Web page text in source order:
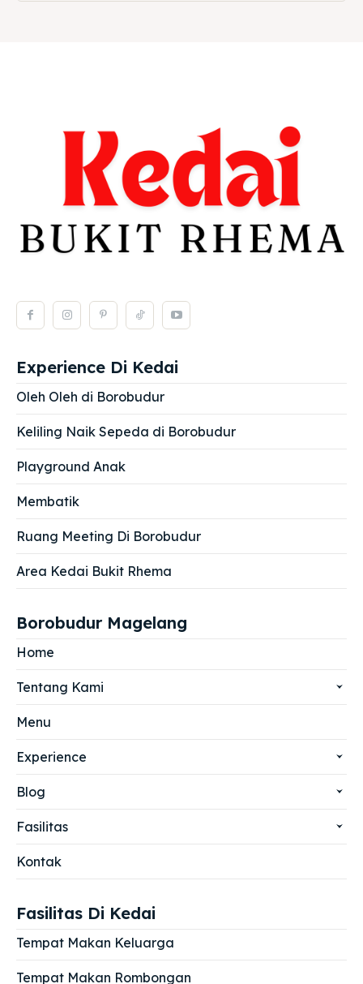
Experience Di Kedai
Oleh Oleh di Borobudur
Keliling Naik Sepeda di Borobudur
Playground Anak
Membatik
Ruang Meeting Di Borobudur
Area Kedai Bukit Rhema
Borobudur Magelang
Home
Tentang Kami
Menu
Experience
Blog
Fasilitas
Kontak
Fasilitas Di Kedai
Tempat Makan Keluarga
Tempat Makan Rombongan